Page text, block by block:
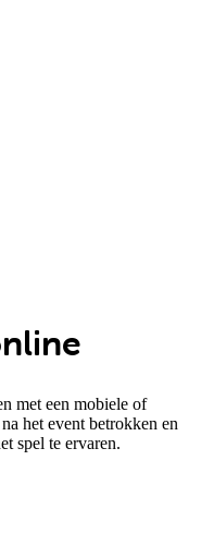
met een mobiele of
het event betrokken en
spel te ervaren.